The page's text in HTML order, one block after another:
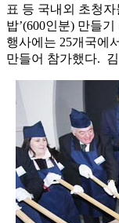
표 등 국내외 초청
밥’(600인분) 만들
행사에는 25개국에
만들어 참가했다.